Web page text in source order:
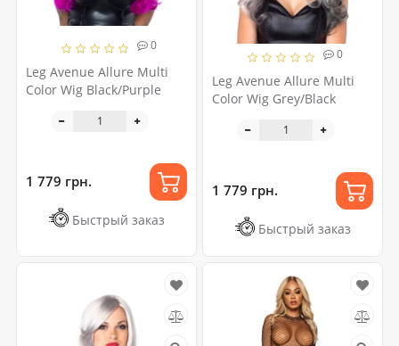
0
Leg Avenue Allure Multi
Color Wig Black/Purple
1 779 грн.
Быстрый заказ
0
Leg Avenue Allure Multi
Color Wig Grey/Black
1 779 грн.
Быстрый заказ